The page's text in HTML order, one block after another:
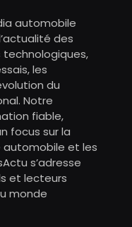
automobile
des
technologiques,
les
du
Notre
fiable,
focus sur la
automobile et les
s’adresse
et lecteurs
monde